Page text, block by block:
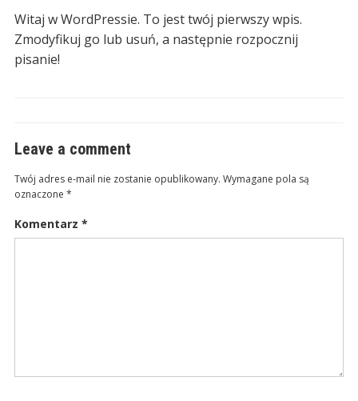
Witaj w WordPressie. To jest twój pierwszy wpis.
Zmodyfikuj go lub usuń, a następnie rozpocznij
pisanie!
Leave a comment
Twój adres e-mail nie zostanie opublikowany. Wymagane pola są
oznaczone *
Komentarz *